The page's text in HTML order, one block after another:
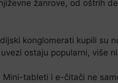
žanrove, od oštrih
konglomerati kupili su
ostaju popularni, više
tableti i e-čitači ne